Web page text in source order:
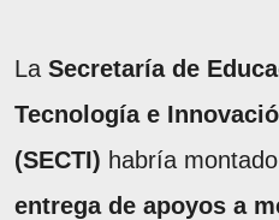
La Secretaría de
Tecnología e
(SECTI) habría
entrega de apoyos a